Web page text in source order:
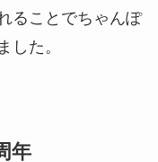
ることでちゃんぽ
した。
年